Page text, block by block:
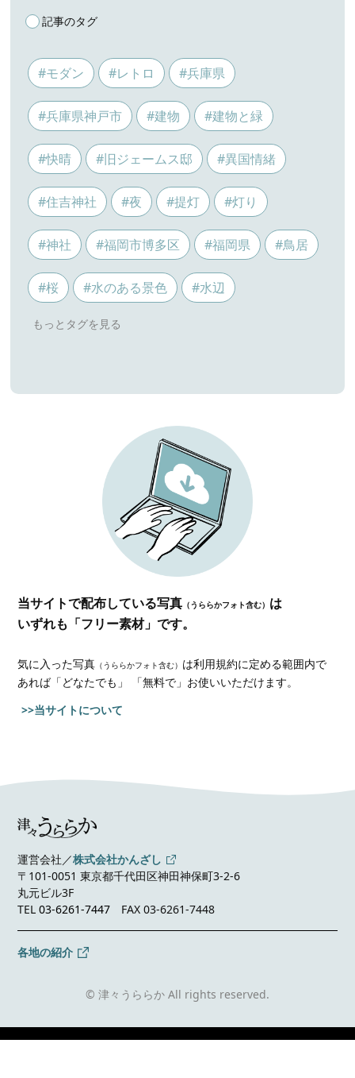
記事のタグ
#モダン #レトロ #兵庫県
#兵庫県神戸市 #建物 #建物と緑
#快晴 #旧ジェームス邸 #異国情緒
#住吉神社 #夜 #提灯 #灯り
#神社 #福岡市博多区 #福岡県 #鳥居
#桜 #水のある景色 #水辺
当サイトで配布している写真 （うららかフォト含む） は
いずれも「フリー素材」です。
気に入った写真 （うららかフォト含む） は利用規約に定める範囲内で
あれば「どなたでも」 「無料で」お使いいただけます。
>>当サイトについて
運営会社／株式会社かんざし
〒101-0051 東京都千代田区神田神保町3-2-6
丸元ビル3F
TEL03-6261-7447 FAX 03-6261-7448
各地の紹介
© 津々うららか All rights reserved.